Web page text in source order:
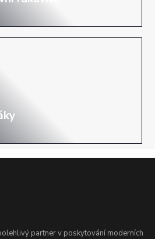
partner v poskytování moderních